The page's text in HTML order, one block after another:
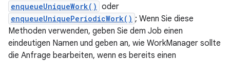
enqueueUniqueWork() oder
enqueueUniquePeriodicWork() ; Wenn Sie diese
Methoden verwenden, geben Sie dem Job einen
eindeutigen Namen und geben an, wie WorkManager sollte
die Anfrage bearbeiten, wenn es bereits einen